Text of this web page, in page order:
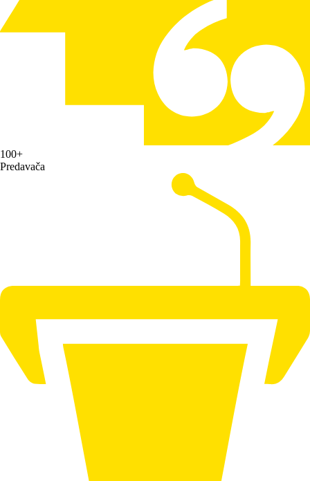
100+
Predavača